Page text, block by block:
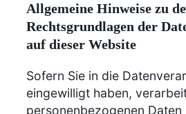
Allgemeine Hinweise zu
Rechtsgrundlagen der
auf dieser Website
Sofern Sie in die
eingewilligt haben,
personenbezogenen Daten